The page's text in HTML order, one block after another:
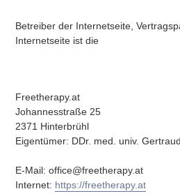
Betreiber der Internetseite,
Internetseite ist die
Freetherapy.at
Johannesstraße 25
2371 Hinterbrühl
Eigentümer: DDr. med. univ.
E-Mail: office@freetherapy.at
Internet: https://freetherapy.at